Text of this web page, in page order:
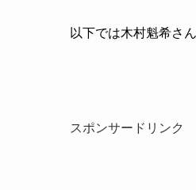
以下では木村魁希さ
スポンサードリンク